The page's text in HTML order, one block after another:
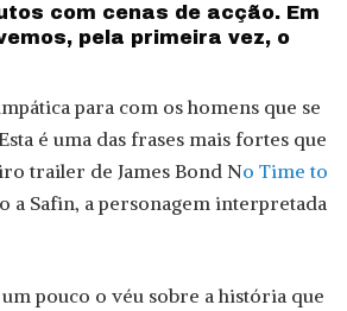
com cenas de acção. Em
pela primeira vez, o
para com os homens que se
é uma das frases mais fortes que
trailer de James Bond No Time to
a Safin, a personagem interpretada
pouco o véu sobre a história que